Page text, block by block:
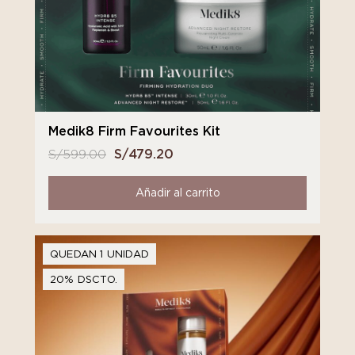
Medik8 Firm Favourites Kit
S/599.00 El
precio
original
era:
S/479.20
precio
actual
es:
Añadir al carrito
QUEDAN 1 UNIDAD
20% DSCTO.